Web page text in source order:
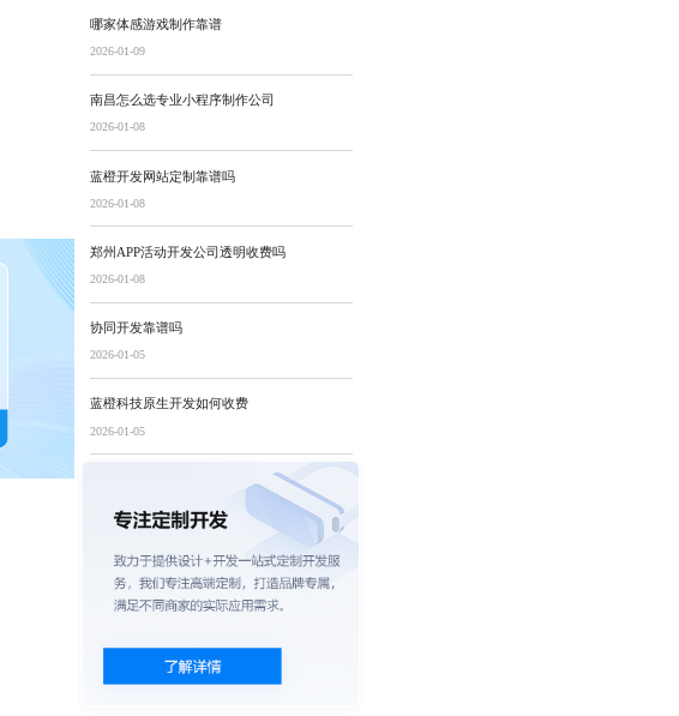
哪家体感游戏制作靠谱
2026-01-09
南昌怎么选专业小程序制作公司
2026-01-08
蓝橙开发网站定制靠谱吗
2026-01-08
郑州APP活动开发公司透明收费吗
2026-01-08
协同开发靠谱吗
2026-01-05
蓝橙科技原生开发如何收费
2026-01-05